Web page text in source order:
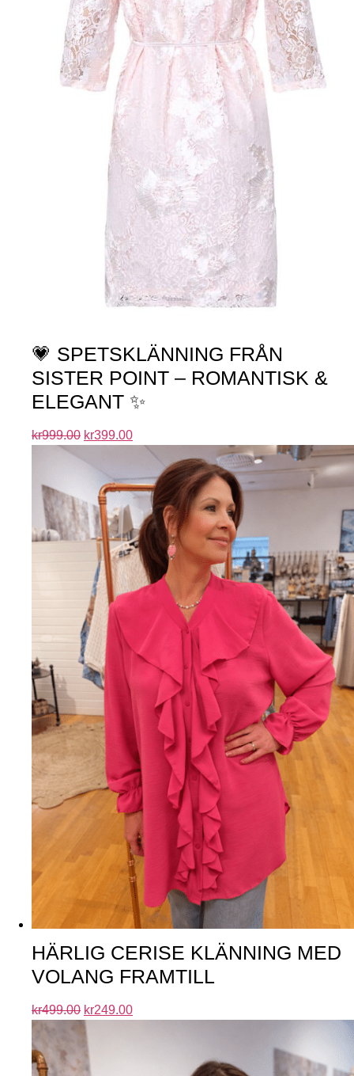
💗 SPETSKLÄNNING FRÅN
SISTER POINT – ROMANTISK &
ELEGANT ✨
kr999.00 kr399.00
HÄRLIG CERISE KLÄNNING MED
VOLANG FRAMTILL
kr499.00 kr249.00